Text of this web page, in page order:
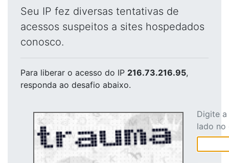
Seu IP fez diversas tentativas de
acessos suspeitos a sites hospedados
conosco.
Para liberar o acesso do IP 216.73.216.95,
responda ao desafio abaixo.
Digite
lado no